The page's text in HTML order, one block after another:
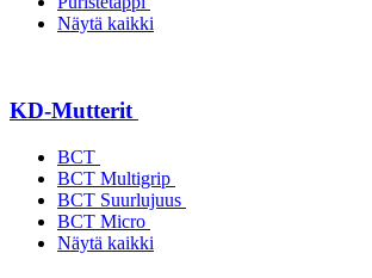
Näytä kaikki
KD-Mutterit
BCT
BCT Multigrip
BCT Suurlujuus
BCT Micro
Näytä kaikki